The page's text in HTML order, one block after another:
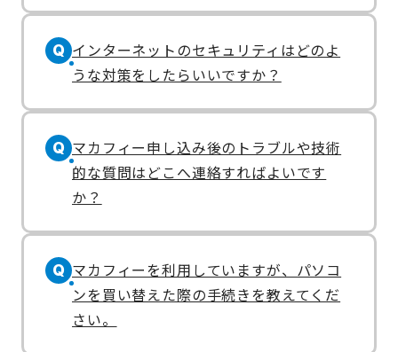
Q インターネットのセキュリティはどのよ
うな対策をしたらいいですか？
Q マカフィー申し込み後のトラブルや技術
的な質問はどこへ連絡すればよいです
か？
Q マカフィーを利用していますが、パソコ
ンを買い替えた際の手続きを教えてくだ
さい。